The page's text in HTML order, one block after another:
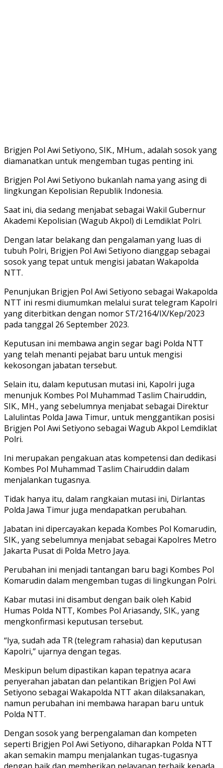
Brigjen Pol Awi Setiyono, SIK., MHum., adalah sosok yang
diamanatkan untuk mengemban tugas penting ini.
Brigjen Pol Awi Setiyono bukanlah nama yang asing di
lingkungan Kepolisian Republik Indonesia.
Saat ini, dia sedang menjabat sebagai Wakil Gubernur
Akademi Kepolisian (Wagub Akpol) di Lemdiklat Polri.
Dengan latar belakang dan pengalaman yang luas di
tubuh Polri, Brigjen Pol Awi Setiyono dianggap sebagai
sosok yang tepat untuk mengisi jabatan Wakapolda
NTT.
Penunjukan Brigjen Pol Awi Setiyono sebagai Wakapolda
NTT ini resmi diumumkan melalui surat telegram Kapolri
yang diterbitkan dengan nomor ST/2164/IX/Kep/2023
pada tanggal 26 September 2023.
Keputusan ini membawa angin segar bagi Polda NTT
yang telah menanti pejabat baru untuk mengisi
kekosongan jabatan tersebut.
Selain itu, dalam keputusan mutasi ini, Kapolri juga
menunjuk Kombes Pol Muhammad Taslim Chairuddin,
SIK., MH., yang sebelumnya menjabat sebagai Direktur
Lalulintas Polda Jawa Timur, untuk menggantikan posisi
Brigjen Pol Awi Setiyono sebagai Wagub Akpol Lemdiklat
Polri.
Ini merupakan pengakuan atas kompetensi dan dedikasi
Kombes Pol Muhammad Taslim Chairuddin dalam
menjalankan tugasnya.
Tidak hanya itu, dalam rangkaian mutasi ini, Dirlantas
Polda Jawa Timur juga mendapatkan perubahan.
Jabatan ini dipercayakan kepada Kombes Pol Komarudin,
SIK., yang sebelumnya menjabat sebagai Kapolres Metro
Jakarta Pusat di Polda Metro Jaya.
Perubahan ini menjadi tantangan baru bagi Kombes Pol
Komarudin dalam mengemban tugas di lingkungan Polri.
Kabar mutasi ini disambut dengan baik oleh Kabid
Humas Polda NTT, Kombes Pol Ariasandy, SIK., yang
mengkonfirmasi keputusan tersebut.
“Iya, sudah ada TR (telegram rahasia) dan keputusan
Kapolri,” ujarnya dengan tegas.
Meskipun belum dipastikan kapan tepatnya acara
penyerahan jabatan dan pelantikan Brigjen Pol Awi
Setiyono sebagai Wakapolda NTT akan dilaksanakan,
namun perubahan ini membawa harapan baru untuk
Polda NTT.
Dengan sosok yang berpengalaman dan kompeten
seperti Brigjen Pol Awi Setiyono, diharapkan Polda NTT
akan semakin mampu menjalankan tugas-tugasnya